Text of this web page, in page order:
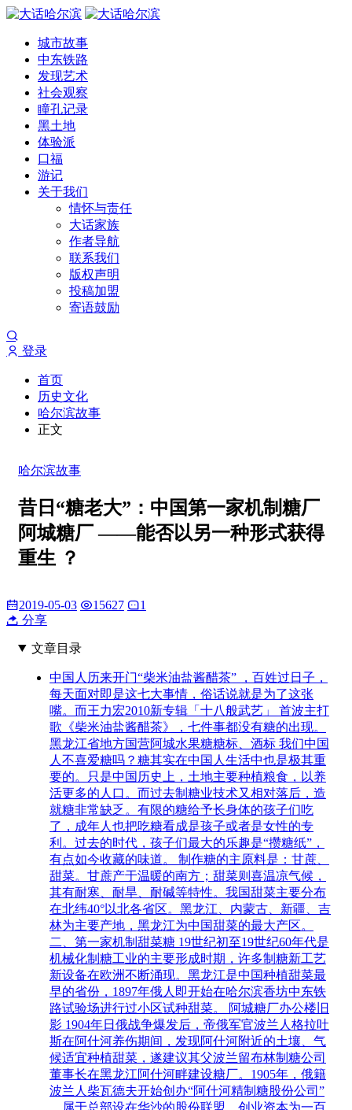
城市故事
中东铁路
发现艺术
社会观察
瞳孔记录
黑土地
体验派
口福
游记
关于我们
情怀与责任
大话家族
作者导航
联系我们
版权声明
投稿加盟
寄语鼓励
登录
首页
历史文化
哈尔滨故事
正文
哈尔滨故事
昔日“糖老大”：中国第一家机制糖厂
阿城糖厂 ——能否以另一种形式获得
重生 ？
2019-05-03 15627
1
分享
文章目录
中国人历来开门“柴米油盐酱醋茶” ，百姓过日子，
每天面对即是这七大事情，俗话说就是为了这张
嘴。而王力宏2010新专辑「十八般武艺」 首波主打
歌《柴米油盐酱醋茶》，七件事都没有糖的出现。
黑龙江省地方国营阿城水果糖糖标、酒标 我们中国
人不喜爱糖吗？糖其实在中国人生活中也是极其重
要的。只是中国历史上，土地主要种植粮食，以养
活更多的人口。而过去制糖业技术又相对落后，造
就糖非常缺乏。有限的糖给予长身体的孩子们吃
了，成年人也把吃糖看成是孩子或者是女性的专
利。过去的时代，孩子们最大的乐趣是“攒糖纸”，
有点如今收藏的味道。 制作糖的主原料是：甘蔗、
甜菜。甘蔗产于温暖的南方；甜菜则喜温凉气候，
其有耐寒、耐旱、耐碱等特性。我国甜菜主要分布
在北纬40°以北各省区。黑龙江、内蒙古、新疆、吉
林为主要产地，黑龙江为中国甜菜的最大产区。
二、第一家机制甜菜糖 19世纪初至19世纪60年代是
机械化制糖工业的主要形成时期，许多制糖新工艺
新设备在欧洲不断涌现。黑龙江是中国种植甜菜最
早的省份，1897年俄人即开始在哈尔滨香坊中东铁
路试验场进行过小区试种甜菜。 阿城糖厂办公楼旧
影 1904年日俄战争爆发后，帝俄军官波兰人格拉吐
斯在阿什河养伤期间，发现阿什河附近的土壤、气
候适宜种植甜菜，遂建议其父波兰留布林制糖公司
董事长在黑龙江阿什河畔建设糖厂。1905年，俄籍
波兰人柴瓦德夫开始创办“阿什河精制糖股份公司”
，属于总部设在华沙的股份联盟，创业资本为一百